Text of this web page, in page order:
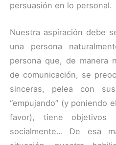
persuasión en lo personal.
Nuestra aspiración debe
una persona
persona que, de manera
de comunicación, se
sinceras, pelea con
“empujando” (y poniendo
favor), tiene objetivos
socialmente… De esa